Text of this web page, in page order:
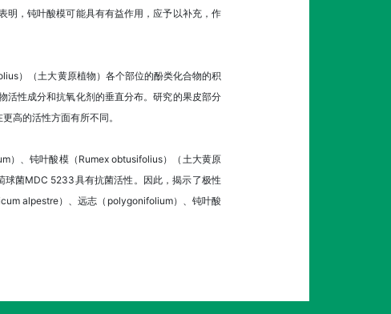
明，钝叶酸模可能具有有益作用，应予以补充，作
）（土大黄原植物）各个部位的酚类化合物的积
活性成分和抗氧化剂的垂直分布。研究的果皮部分
高的活性方面有所不同。
）、钝叶酸模（Rumex obtusifolius）（土大黄原
菌MDC 5233具有抗菌活性。因此，揭示了极性
alpestre）、远志（polygonifolium）、钝叶酸